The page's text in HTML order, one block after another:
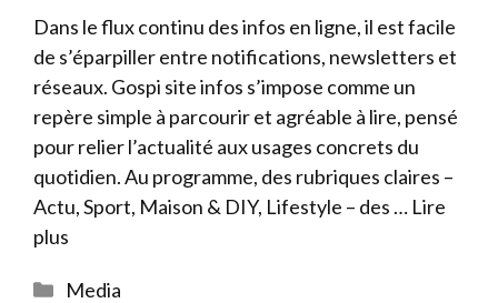
Dans le flux continu des infos en ligne, il est facile
de s’éparpiller entre notifications, newsletters et
réseaux. Gospi site infos s’impose comme un
repère simple à parcourir et agréable à lire, pensé
pour relier l’actualité aux usages concrets du
quotidien. Au programme, des rubriques claires –
Actu, Sport, Maison & DIY, Lifestyle – des … Lire
plus
Catégories
Media